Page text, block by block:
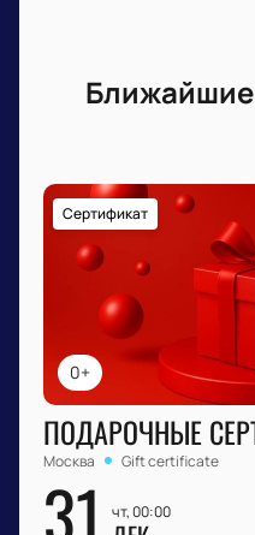
0+
Сертификат
ПОДАРОЧНЫЕ
Москва Gift certificate
31 чт, 00:00